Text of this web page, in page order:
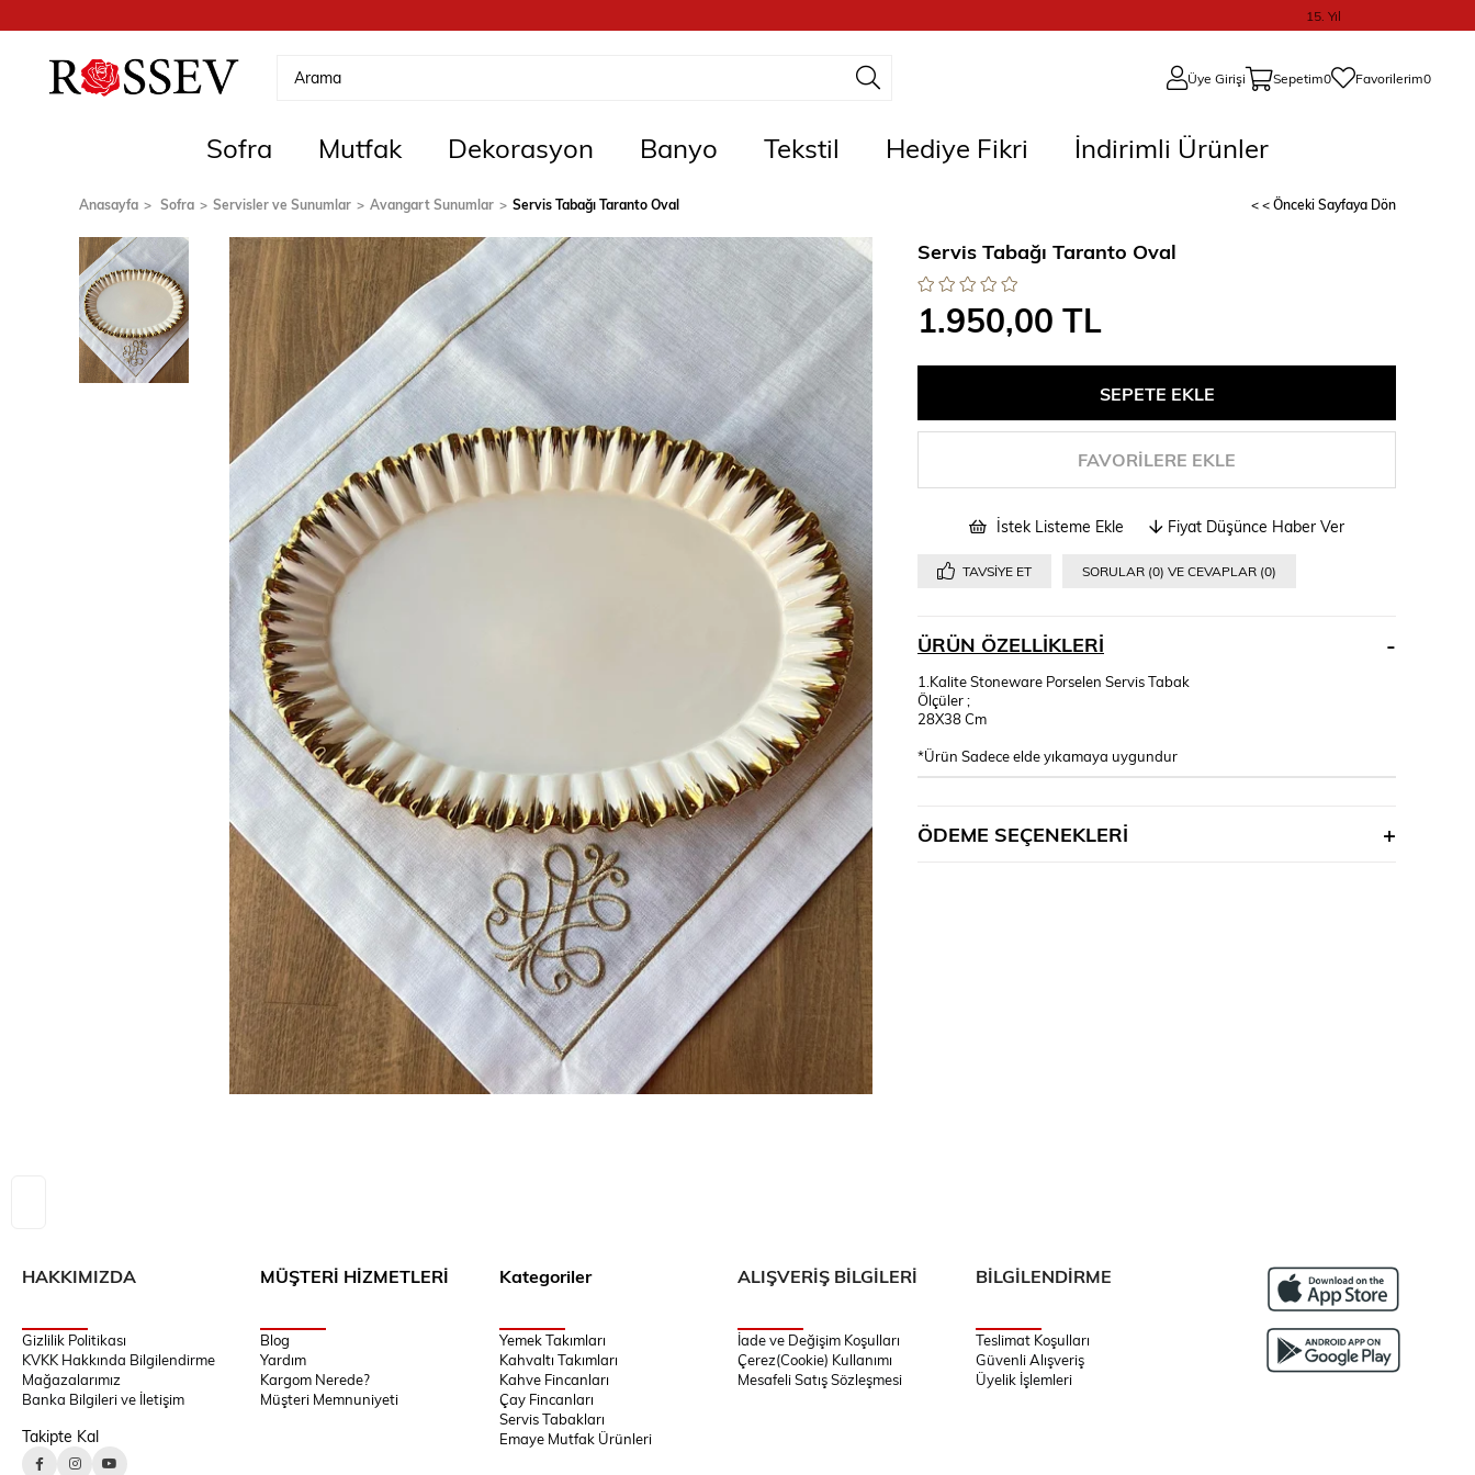
15. Yıl
Üye Girişi Sepetim0 Favorilerim0
Sofra Mutfak Dekorasyon Banyo Tekstil Hediye Fikri İndirimli Ürünler
Anasayfa Sofra Servisler ve Sunumlar Avangart Sunumlar Servis Tabağı Taranto Oval < < Önceki Sayfaya Dön
Servis Tabağı Taranto Oval
1.950,00 TL
FAVORILERE EKLE
İstek Listeme Ekle Fiyat Düşünce Haber Ver
TAVSIYE ET SORULAR (0) VE CEVAPLAR (0)
ÜRÜN ÖZELLIKLERI
1.Kalite Stoneware Porselen Servis Tabak
Ölçüler ;
28X38 Cm
*Ürün Sadece elde yıkamaya uygundur
ÖDEME SEÇENEKLERI
HAKKIMIZDA
Gizlilik Politikası
KVKK Hakkında Bilgilendirme
Mağazalarımız
Banka Bilgileri ve İletişim
Takipte Kal
MÜŞTERİ HİZMETLERİ
Blog
Yardım
Kargom Nerede?
Müşteri Memnuniyeti
Kategoriler
Yemek Takımları
Kahvaltı Takımları
Kahve Fincanları
Çay Fincanları
Servis Tabakları
Emaye Mutfak Ürünleri
ALIŞVERİŞ BİLGİLERİ
İade ve Değişim Koşulları
Çerez(Cookie) Kullanımı
Mesafeli Satış Sözleşmesi
BİLGİLENDİRME
Teslimat Koşulları
Güvenli Alışveriş
Üyelik İşlemleri